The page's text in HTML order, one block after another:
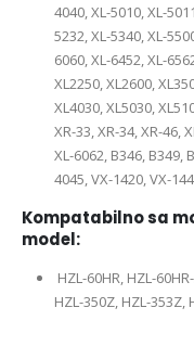
4040, XL-5010, XL-
5232, XL-5340, XL-
6060, XL-6452, XL-
XL2250, XL2600,
XL4030, XL5030,
XR-33, XR-34, XR-46,
XL-6062, B346, B349,
4045, VX-1420, VX-
Kompatabilno sa
model:
HZL-60HR, HZL-
HZL-350Z, HZL-353Z,